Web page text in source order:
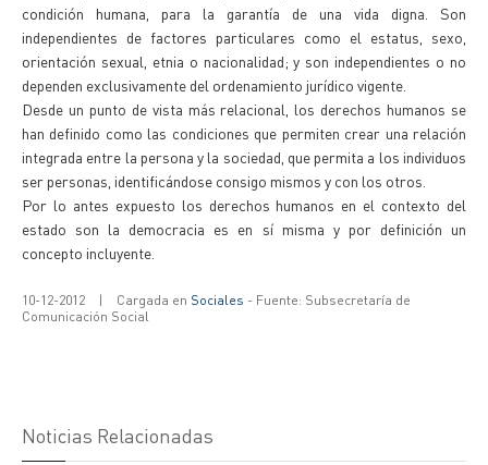
condición humana, para la garantía de una vida digna. Son
independientes de factores particulares como el estatus, sexo,
orientación sexual, etnia o nacionalidad; y son independientes o no
dependen exclusivamente del ordenamiento jurídico vigente.
Desde un punto de vista más relacional, los derechos humanos se
han definido como las condiciones que permiten crear una relación
integrada entre la persona y la sociedad, que permita a los individuos
ser personas, identificándose consigo mismos y con los otros.
Por lo antes expuesto los derechos humanos en el contexto del
estado son la democracia es en sí misma y por definición un
concepto incluyente.
10-12-2012 | Cargada en Sociales - Fuente: Subsecretaría de
Comunicación Social
Noticias Relacionadas